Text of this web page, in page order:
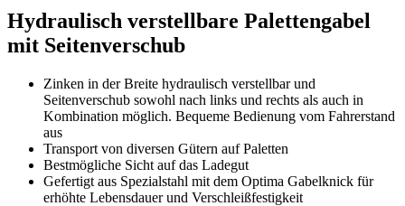
Hydraulisch verstellbare Palettengabel
mit Seitenverschub
Zinken in der Breite hydraulisch verstellbar und
Seitenverschub sowohl nach links und rechts als auch in
Kombination möglich. Bequeme Bedienung vom Fahrerstand
aus
Transport von diversen Gütern auf Paletten
Bestmögliche Sicht auf das Ladegut
Gefertigt aus Spezialstahl mit dem Optima Gabelknick für
erhöhte Lebensdauer und Verschleißfestigkeit